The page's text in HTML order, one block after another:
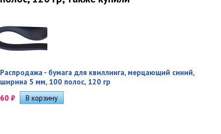
Распродажа - бумага для квиллинга, мерцающий синий,
ширина 5 мм, 100 полос, 120 гр
60 ₽